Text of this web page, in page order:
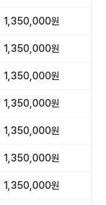
1,350,000원
1,350,000원
1,350,000원
1,350,000원
1,350,000원
1,350,000원
1,350,000원